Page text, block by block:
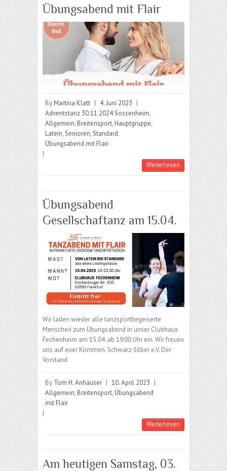
Übungsabend mit Flair
By Martina Klatt | 4. Juni 2023 |
Adventstanz 30.11.2024 Sossenheim,
Allgemein, Breitensport, Hauptgruppe,
Latein,Senioren,Standard,
Übungsabend mit Flair
|
Weiterlesen
Übungsabend
Gesellschaftanz am 15.04.
Wir laden wieder alle tanzsportbegeiserte
Menschen zum Übungsabend in unser Clubhaus
Fechenheim am 15.04. ab 19:00 Uhr ein. Wir freuen
uns auf euer Kommen. Schwarz-Silber e.V. Der
Vorstand
By Tom H. Anhäuser | 10. April 2023 |
Allgemein, Breitensport, Übungsabend
mit Flair
|
Weiterlesen
Am heutigen Samstag, 03.